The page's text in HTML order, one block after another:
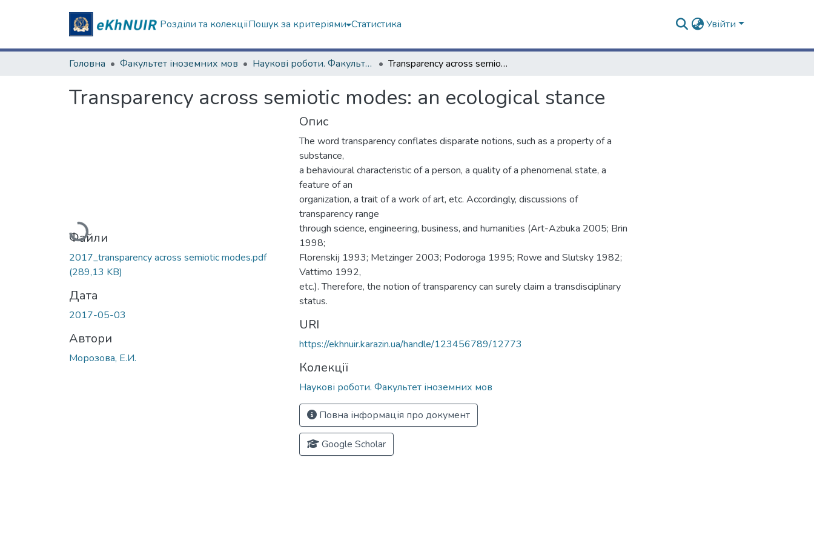
Розділи та колекціїПошук за критеріями Статистика Увійти
Головна Факультет іноземних мов Наукові роботи. Факультет іноземних мов Transparency across semiotic modes: an ecological stance
Transparency across semiotic modes: an ecological stance
Вантажиться...
Файли
2017_transparency across semiotic modes.pdf
(289,13 KB)
Дата
2017-05-03
Автори
Морозова, Е.И.
Опис
The word transparency conflates disparate notions, such as a property of a
substance,
a behavioural characteristic of a person, a quality of a phenomenal state, a
feature of an
organization, a trait of a work of art, etc. Accordingly, discussions of
transparency range
through science, engineering, business, and humanities (Art-Azbuka 2005; Brin
1998;
Florenskij 1993; Metzinger 2003; Podoroga 1995; Rowe and Slutsky 1982;
Vattimo 1992,
etc.). Therefore, the notion of transparency can surely claim a transdisciplinary
status.
URI
https://ekhnuir.karazin.ua/handle/123456789/12773
Колекції
Наукові роботи. Факультет іноземних мов
Повна інформація про документ
Google Scholar